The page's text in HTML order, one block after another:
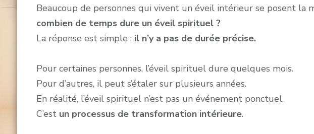
Beaucoup de personnes qui vivent un éveil intérieur se posent la
combien de temps dure un éveil spirituel ?
La réponse est simple : il n’y a pas de durée précise.
Pour certaines personnes, l’éveil spirituel dure quelques mois.
Pour d’autres, il peut s’étaler sur plusieurs années.
En réalité, l’éveil spirituel n’est pas un événement ponctuel.
C’est un processus de transformation intérieure.